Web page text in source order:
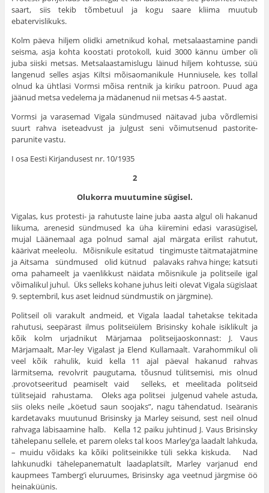
saart, siis tekib tõmbetuul ja kogu saare kliima muutub
ebatervislikuks.
Kolm päeva hiljem olidki ametnikud kohal, metsalaastamine pandi
seisma, asja kohta koostati protokoll, kuid 3000 kännu ümber oli
juba siiski metsas. Metsalaastamislugu läinud hiljem kohtusse, süü
langenud selles asjas Kiltsi mõisaomanikule Hunniusele, kes tollal
olnud ka ühtlasi Vormsi mõisa rentnik ja kiriku patroon. Puud aga
jäänud metsa vede­lema ja mädanenud nii metsas 4-5 aastat.
Vormsi ja varasemad Vigala sündmused näitavad juba võrd­lemisi
suurt rahva iseteadvust ja julgust seni võimutsenud pastorite-
parunite vastu.
I osa Eesti Kirjandusest nr. 10/1935
2
Olukorra muutumine sügisel.
Vigalas, kus protesti- ja rahutuste laine juba aasta algul oli hakanud
liikuma, arenesid sündmused ka üha kiiremini edasi va­rasügisel,
mujal Läänemaal aga polnud samal ajal märgata eri­list rahutut,
käärivat meeleolu. Mõisnikule esitatud tingimuste täitmatajätmine
ja Aitsama sündmused olid kütnud palavaks rahva hinge; katsuti
oma pahameelt ja vaenlikkust näidata mõis­nikule ja politseile igal
võimalikul juhul. Üks selleks kohane ju­hus leiti olevat Vigala sügislaat
9. septembril, kus aset leidnud sündmustik on järgmine).
Politseil oli varakult andmeid, et Vigala laadal tahetakse tekitada
rahutusi, seepärast ilmus politseiülem Brisinsky kohale isiklikult ja
kõik kolm urjadnikut Märjamaa politseijaoskonnast: J. Vaus
Märjamaalt, Mar-ley Vigalast ja Elend Kullamaalt. Varahommikul oli
veel kõik rahulik, kuid kella 11 ajal päeval hakanud rahvas
lärmitsema, revolvrit paugutama, tõusnud tülitsemisi, mis olnud
.provotseeritud peamiselt vaid selleks, et meelitada politseid
tülitsejaid rahustama. Oleks aga politsei julgenud vahele astuda,
siis oleks neile „köetud saun soojaks”, nagu tähendatud. Ise­äranis
kardetavaks muutunud Brisinsky ja Marley seisund, sest neil olnud
rahvaga läbisaamine halb. Kella 12 paiku juhtinud J. Vaus Brisinsky
tähe­lepanu sellele, et parem oleks tal koos Marley’ga laadalt lahkuda,
– muidu võidaks ka kõiki politseinikke tüli sekka kiskuda. Nad
lahkunudki tähele­panematult laadaplatsilt, Marley varjanud end
kaupmees Tamberg’i elu­ruumes, Brisinsky aga veetnud järgmise öö
heinaküünis.